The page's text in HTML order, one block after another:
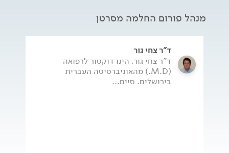
מנהל פורום החלמה מסרטן
ד"ר צחי גור
ד"ר צחי גור, הינו דוקטור לרפואה
(M.D.) מהאוניברסיטה העברית
בירושלים. סיים...